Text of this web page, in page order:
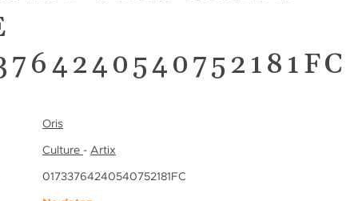
Oris
Culture - Artix
01733764240540752181FC